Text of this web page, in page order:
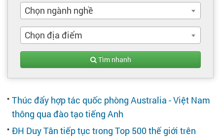
Việc làm mới nhất
Tìm việc làm
Chọn ngành nghề
Chọn địa điểm
Tìm nhanh
Thúc đẩy hợp tác quốc phòng Australia - Việt Nam
thông qua đào tạo tiếng Anh
ĐH Duy Tân tiếp tục trong Top 500 thế giới trên